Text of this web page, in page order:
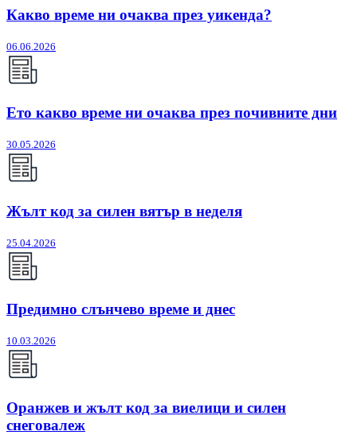
Какво време ни очаква през уикенда?
06.06.2026
Ето какво време ни очаква през почивните дни
30.05.2026
Жълт код за силен вятър в неделя
25.04.2026
Предимно слънчево време и днес
10.03.2026
Оранжев и жълт код за виелици и силен
снеговалеж